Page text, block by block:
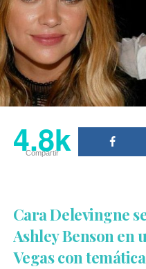
4.8k
Compartir
Cara Delevingne
Ashley Benson en
Vegas con